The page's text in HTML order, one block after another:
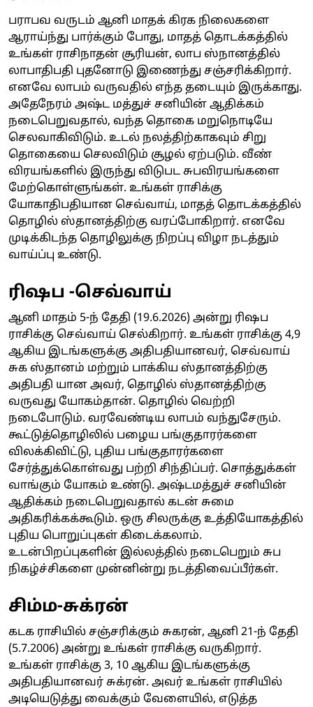
பராபவ வருடம் ஆனி மாதக் கிரக நிலைகளை
ஆராய்ந்து பார்க்கும் போது, மாதத் தொடக்கத்தில்
உங்கள் ராசிநாதன் சூரியன், லாப ஸ்நானத்தில்
லாபாதிபதி புதனோடு இணைந்து சஞ்சரிக்கிறார்.
எனவே லாபம் வருவதில் எந்த தடையும் இருக்காது.
அதேநேரம் அஷ்ட மத்துச் சனியின் ஆதிக்கம்
நடைபெறுவதால், வந்த தொகை மறுநொடியே
செலவாகிவிடும். உடல் நலத்திற்காகவும் சிறு
தொகையை செலவிடும் சூழல் ஏற்படும். வீண்
விரயங்களில் இருந்து விடுபட சுபவிரயங்களை
மேற்கொள்ளுங்கள். உங்கள் ராசிக்கு
யோகாதிபதியான செவ்வாய், மாதத் தொடக்கத்தில்
தொழில் ஸ்தானத்திற்கு வரப்போகிறார். எனவே
முடிக்கிடந்த தொழிலுக்கு நிறப்பு விழா நடத்தும்
வாய்ப்பு உண்டு.
ரிஷப -செவ்வாய்
ஆனி மாதம் 5-ந் தேதி (19.6.2026) அன்று ரிஷப
ராசிக்கு செவ்வாய் செல்கிறார். உங்கள் ராசிக்கு 4,9
ஆகிய இடங்களுக்கு அதிபதியானவர், செவ்வாய்
சுக ஸ்தானம் மற்றும் பாக்கிய ஸ்தானத்திற்கு
அதிபதி யான அவர், தொழில் ஸ்தானத்திற்கு
வருவது யோகம்தான். தொழில் வெற்றி
நடைபோடும். வரவேண்டிய லாபம் வந்துசேரும்.
கூட்டுத்தொழிலில் பழைய பங்குதாரர்களை
விலக்கிவிட்டு, புதிய பங்குதாரர்களை
சேர்த்துக்கொள்வது பற்றி சிந்திப்பர். சொத்துக்கள்
வாங்கும் யோகம் உண்டு. அஷ்டமத்துச் சனியின்
ஆதிக்கம் நடைபெறுவதால் கடன் சுமை
அதிகரிக்கக்கூடும். ஒரு சிலருக்கு உத்தியோகத்தில்
புதிய பொறுப்புகள் கிடைக்கலாம்.
உடன்பிறப்புகளின் இல்லத்தில் நடைபெறும் சுப
நிகழ்ச்சிகளை முன்னின்று நடத்திவைப்பீர்கள்.
சிம்ம-சுக்ரன்
கடக ராசியில் சஞ்சரிக்கும் சுகரன், ஆனி 21-ந் தேதி
(5.7.2006) அன்று உங்கள் ராசிக்கு வருகிறார்.
உங்கள் ராசிக்கு 3, 10 ஆகிய இடங்களுக்கு
அதிபதியானவர் சுக்ரன். அவர் உங்கள் ராசியில்
அடியெடுத்து வைக்கும் வேளையில், எடுத்த